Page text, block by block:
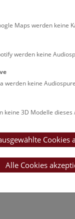
NHM Wien in
Maps werden keine
werden keine
werden keine
3D Modelle dieses
Cookies
Alle Cookies